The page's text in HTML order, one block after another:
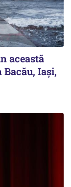
această
Iași,